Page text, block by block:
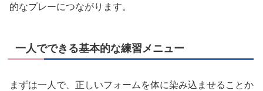
的なプレーにつながります。
一人でできる基本的な練習メニュー
まずは一人で、正しいフォームを体に染み込ませることか